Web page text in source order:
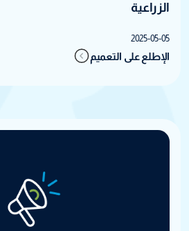
الزراعية
2025-05-05
الإطلع على التعميم